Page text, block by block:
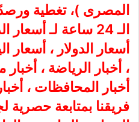
المصرى )، تغطية
الـ 24 ساعة لـ
أسعار الدولار ، أسعار
، أخبار الرياضة ،
أخبار المحافظات ،
فريقنا بمتابعة حصرية